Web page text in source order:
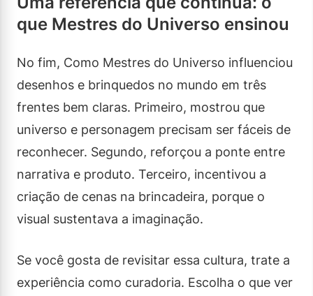
que Mestres do Universo ensinou
No fim, Como Mestres do Universo influenciou
desenhos e brinquedos no mundo em três
frentes bem claras. Primeiro, mostrou que
universo e personagem precisam ser fáceis de
reconhecer. Segundo, reforçou a ponte entre
narrativa e produto. Terceiro, incentivou a
criação de cenas na brincadeira, porque o
visual sustentava a imaginação.
Se você gosta de revisitar essa cultura, trate a
experiência como curadoria. Escolha o que ver